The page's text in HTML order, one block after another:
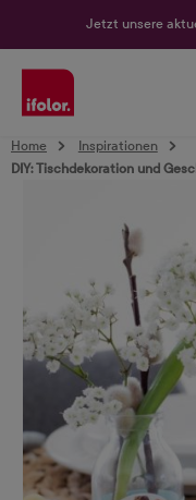
Jetzt unsere
Home
Inspirationen
DIY: Tischdekoration und